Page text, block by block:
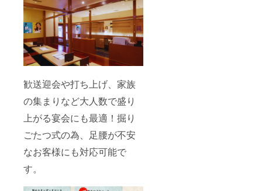
歓送迎会や打ち上げ、家族
の集まりなど大人数で盛り
上がる宴会にも最適！掘り
ごたつ式の為、足腰が不安
なお客様にも対応可能で
す。